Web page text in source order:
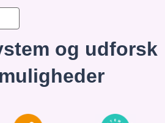
og udforsk